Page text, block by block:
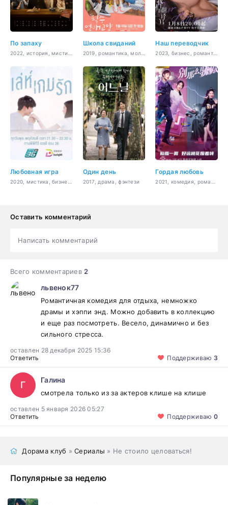
По запаху Школа свиданий Наш переводчик
2023, бизнес, романтика, повседневность, драма
Любовная игра Один день
2017, драма, фэнтези
Гордая любовь
Оставить комментарий
Написать комментарий
Всего комментариев 2
львенок77
Романтичная комедия для отдыха, немножко
драмы и хэппи энд. Можно добавить в коллекцию
и еще раз посмотреть. Весело, динамично и без
сильного стресса.
оставлен 28 декабря 2025 15:36
Ответить
Поддерживаю 3
Г Галина
смотрела только из за актеров клише на клише
оставлен 5 января 2026 05:27
Ответить
Поддерживаю 0
Дорама клуб »Сериалы » Не стоило целоваться!
Популярные за неделю